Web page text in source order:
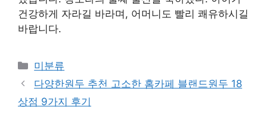
건강하게 자라길 바라며, 어머니도 빨리 쾌유하시길
바랍니다.
Categories
미분류
다양한원두 추천 고소한 홈카페 블랜드원두 18
상점 9가지 후기